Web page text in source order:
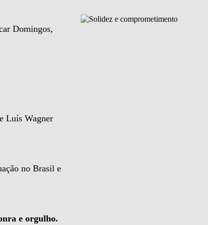
Domingos,
Luís Wagner
no Brasil e
e orgulho.